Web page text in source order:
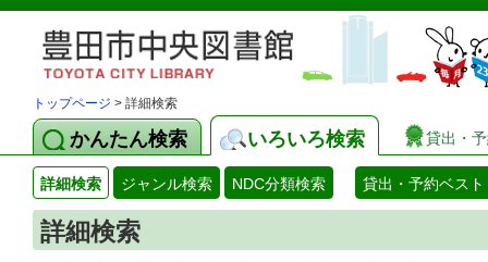
トップページ > 詳細検索
かんたん検索 いろいろ検索 貸出・
詳細検索 ジャンル検索 NDC分類検索 貸出・予約ベスト
詳細検索